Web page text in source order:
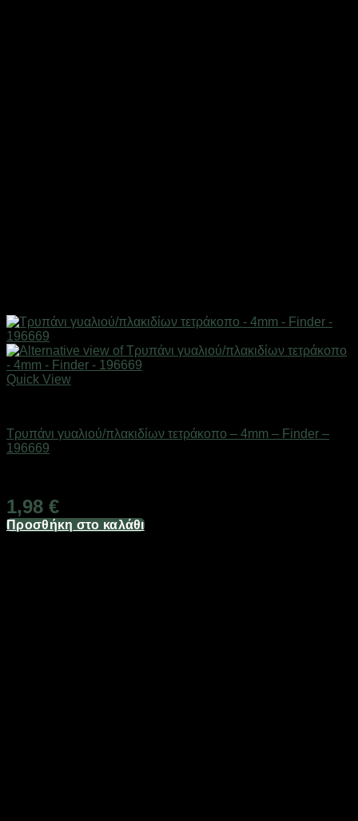
Quick View
Τρυπάνι γυαλιού/πλακιδίων τετράκοπο – 4mm – Finder –
196669
1,98 €
Προσθήκη στο καλάθι